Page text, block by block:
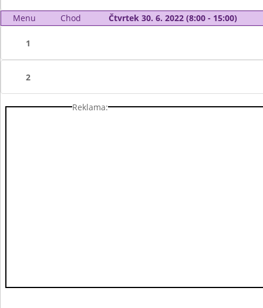
Menu Chod Čtvrtek 30. 6. 2022 (8:00 - 15:00)
1
2
Reklama: